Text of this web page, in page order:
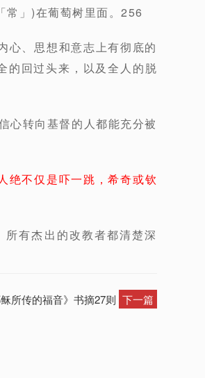
常」)在葡萄树里面。256
心、思想和意志上有彻底的
的回过头来，以及全人的脱
心转向基督的人都能充分被
绝不仅是吓一跳，希奇或钦
有杰出的改教者都清楚深
所传的福音》书摘27则 下一篇